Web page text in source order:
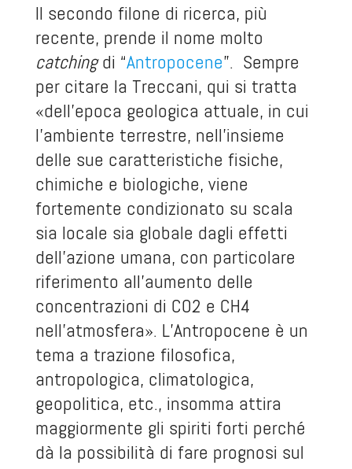
Il secondo filone di ricerca, più
recente, prende il nome molto
catchingdi “Antropocene”. Sempre
per citare la Treccani, qui si tratta
«dell’epoca geologica attuale, in cui
l’ambiente terrestre, nell’insieme
delle sue caratteristiche fisiche,
chimiche e biologiche, viene
fortemente condizionato su scala
sia locale sia globale dagli effetti
dell’azione umana, con particolare
riferimento all’aumento delle
concentrazioni di CO2 e CH4
nell’atmosfera». L’Antropocene è un
tema a trazione filosofica,
antropologica, climatologica,
geopolitica, etc., insomma attira
maggiormente gli spiriti forti perché
dà la possibilità di fare prognosi sul